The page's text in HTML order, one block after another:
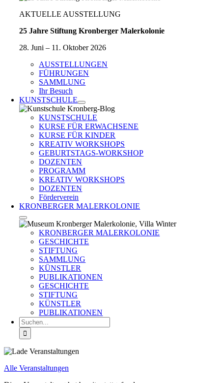
AKTUELLE AUSSTELLUNG
25 Jahre Stiftung Kronberger Malerkolonie
28. Juni – 11. Oktober 2026
AUSSTELLUNGEN
FÜHRUNGEN
SAMMLUNG
Ihr Besuch
KUNSTSCHULE
KUNSTSCHULE
KURSE FÜR ERWACHSENE
KURSE FÜR KINDER
KREATIV WORKSHOPS
GEBURTSTAGS-WORKSHOP
DOZENTEN
PROGRAMM
KREATIV WORKSHOPS
DOZENTEN
Förderverein
KRONBERGER MALERKOLONIE
KRONBERGER MALERKOLONIE
GESCHICHTE
STIFTUNG
SAMMLUNG
KÜNSTLER
PUBLIKATIONEN
GESCHICHTE
STIFTUNG
KÜNSTLER
PUBLIKATIONEN
Suche
nach:
Alle Veranstaltungen